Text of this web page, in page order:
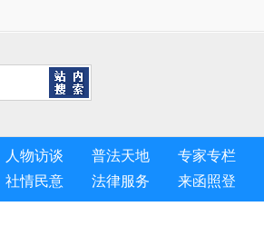
人物访谈 普法天地 专家专栏
社情民意 法律服务 来函照登